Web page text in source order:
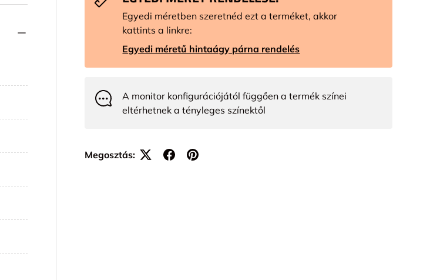
Egyedi méretben szeretnéd ezt a terméket, akkor
kattints a linkre:
Egyedi méretű hintaágy párna rendelés
A monitor konfigurációjától függően a termék színei
eltérhetnek a tényleges színektől
Megosztás: